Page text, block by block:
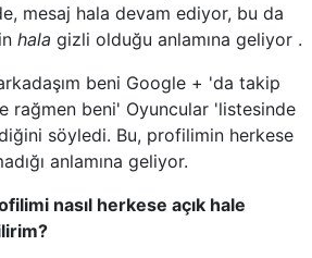
mesaj hala devam ediyor, bu da
hala gizli olduğu anlamına geliyor .
beni Google + 'da takip
rağmen beni' Oyuncular 'listesinde
söyledi. Bu, profilimin herkese
anlamına geliyor.
nasıl herkese açık hale